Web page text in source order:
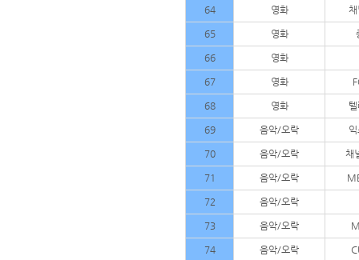
64 영화
65 영화
66 영화
67 영화
68 영화
69 음악/오락
70 음악/오락 채
71 음악/오락
72 음악/오락
73 음악/오락
74 음악/오락